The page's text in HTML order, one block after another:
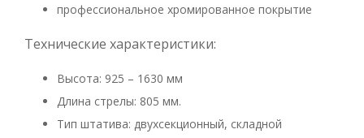
профессиональное хромированное покрытие
Технические характеристики:
Высота: 925 – 1630 мм
Длина стрелы: 805 мм.
Тип штатива: двухсекционный, складной